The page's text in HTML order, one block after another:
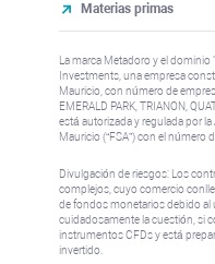
Materias primas
La marca Metadoro y el
Investments, una empresa
Mauricio, con número de
EMERALD PARK, TRIANON,
está autorizada y regulada por
Mauricio (“FSA”) con el número
Divulgación de riesgos: Los
complejos, cuyo comercio
de fondos monetarios debido al
cuidadosamente la cuestión, si
instrumentos CFDs y está
invertido.